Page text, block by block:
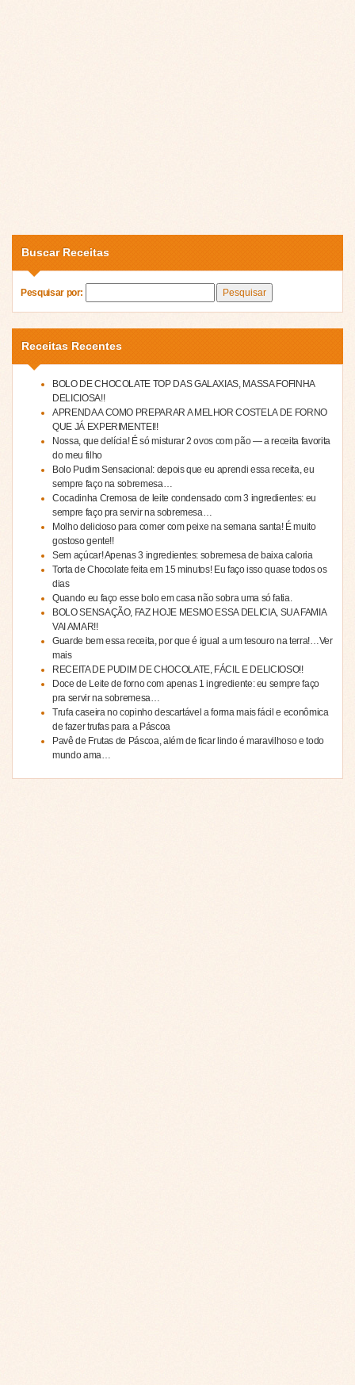
Buscar Receitas
Pesquisar por:
Receitas Recentes
BOLO DE CHOCOLATE TOP DAS GALAXIAS, MASSA FOFINHA
DELICIOSA!!
APRENDA A COMO PREPARAR A MELHOR COSTELA DE FORNO
QUE JÁ EXPERIMENTEI!!
Nossa, que delícia! É só misturar 2 ovos com pão — a receita favorita
do meu filho
Bolo Pudim Sensacional: depois que eu aprendi essa receita, eu
sempre faço na sobremesa…
Cocadinha Cremosa de leite condensado com 3 ingredientes: eu
sempre faço pra servir na sobremesa…
Molho delicioso para comer com peixe na semana santa! É muito
gostoso gente!!
Sem açúcar! Apenas 3 ingredientes: sobremesa de baixa caloria
Torta de Chocolate feita em 15 minutos! Eu faço isso quase todos os
dias
Quando eu faço esse bolo em casa não sobra uma só fatia.
BOLO SENSAÇÃO, FAZ HOJE MESMO ESSA DELICIA, SUA FAMIA
VAI AMAR!!
Guarde bem essa receita, por que é igual a um tesouro na terra!…Ver
mais
RECEITA DE PUDIM DE CHOCOLATE, FÁCIL E DELICIOSO!!
Doce de Leite de forno com apenas 1 ingrediente: eu sempre faço
pra servir na sobremesa…
Trufa caseira no copinho descartável a forma mais fácil e econômica
de fazer trufas para a Páscoa
Pavê de Frutas de Páscoa, além de ficar lindo é maravilhoso e todo
mundo ama…